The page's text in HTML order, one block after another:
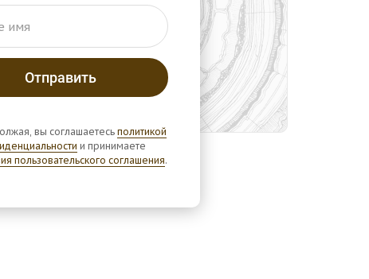
имя
вы соглашаетесь политикой
и принимаете
пользовательского соглашения.